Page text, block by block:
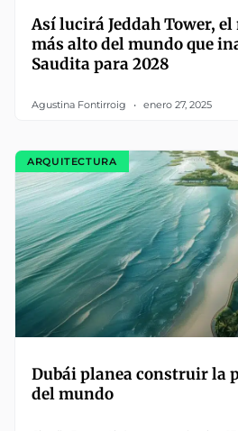
Así lucirá Jeddah Tower,
más alto del mundo que
Saudita para 2028
Agustina Fontirroig enero 27, 2025
ARQUITECTURA
Dubái planea construir la
del mundo